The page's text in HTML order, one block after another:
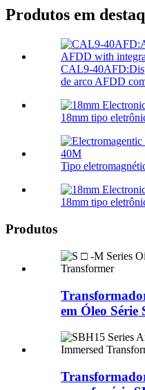
Produtos em
CAL9-
de arco AFDD
18mm tipo
Tipo
18mm tipo
Produtos
em Óleo Série